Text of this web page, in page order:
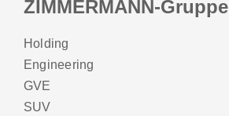
ZIMMERMANN-Gruppe
Holding
Engineering
GVE
SUV